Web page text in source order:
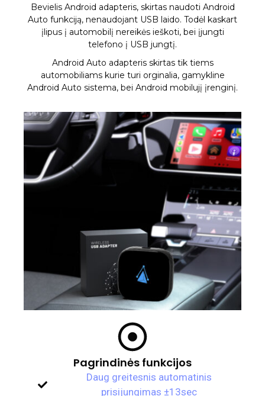
Bevielis Android adapteris, skirtas naudoti Android
Auto funkciją, nenaudojant USB laido. Todėl kaskart
įlipus į automobilį nereikės ieškoti, bei įjungti
telefono į USB jungtį.
Android Auto adapteris skirtas tik tiems
automobiliams kurie turi orginalia, gamykline
Android Auto sistema, bei Android mobilujį įrenginį.
Pagrindinės funkcijos
Daug greitesnis automatinis
prisijungimas ±13sec